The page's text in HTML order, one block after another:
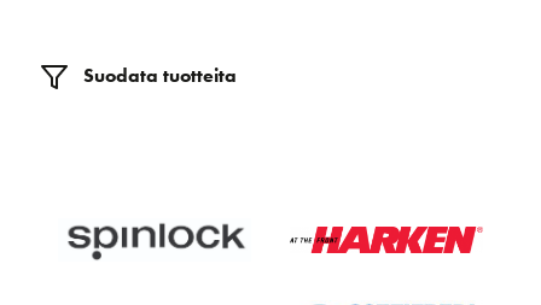
Suodata tuotteita